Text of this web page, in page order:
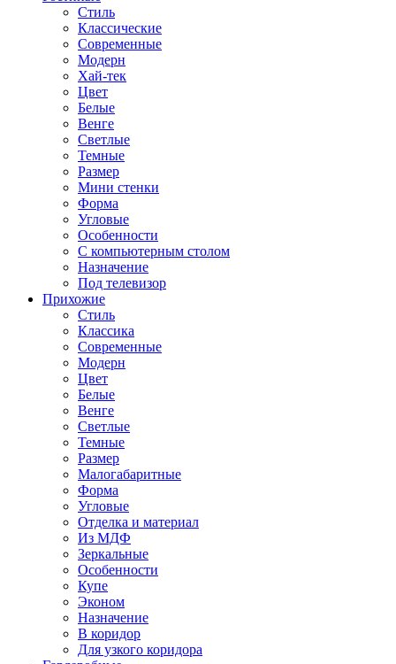
Стиль
Классические
Современные
Модерн
Хай-тек
Цвет
Белые
Венге
Светлые
Темные
Размер
Мини стенки
Форма
Угловые
Особенности
С компьютерным столом
Назначение
Под телевизор
Прихожие
Стиль
Классика
Современные
Модерн
Цвет
Белые
Венге
Светлые
Темные
Размер
Малогабаритные
Форма
Угловые
Отделка и материал
Из МДФ
Зеркальные
Особенности
Купе
Эконом
Назначение
В коридор
Для узкого коридора